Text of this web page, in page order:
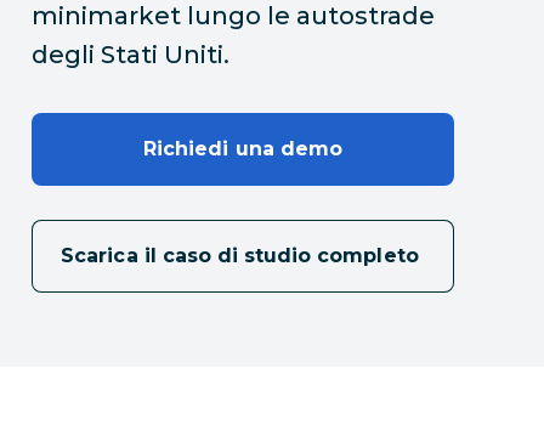
minimarket lungo le autostrade
degli Stati Uniti.
Richiedi una demo
Scarica il caso di studio completo